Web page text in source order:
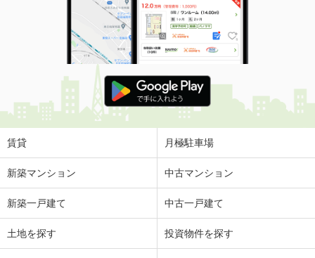
賃貸 月極駐車場
新築マンション 中古マンション
新築一戸建て 中古一戸建て
土地を探す 投資物件を探す